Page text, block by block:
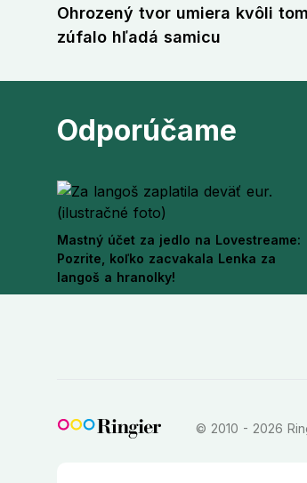
Ohrozený tvor umiera kvôli
zúfalo hľadá samicu
Odporúčame
Mastný účet za jedlo na Lovestreame:
Pozrite, koľko zacvakala Lenka za
langoš a hranolky!
© 2010 - 2026